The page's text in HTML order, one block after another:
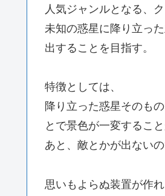
人気ジャンルとなる、
未知の惑星に降り立っ
出することを目指す。
特徴としては、
降り立った惑星そのも
とで景色が一変すること
あと、敵とかが出ない
思いもよらぬ装置が作